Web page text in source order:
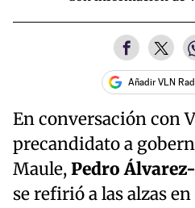
Añadir VLN
En conversación con
precandidato a
Maule,Pedro
se refirió a las alzas